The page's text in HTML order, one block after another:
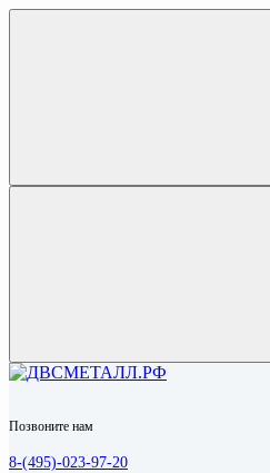
Позвоните нам
8-(495)-023-97-20